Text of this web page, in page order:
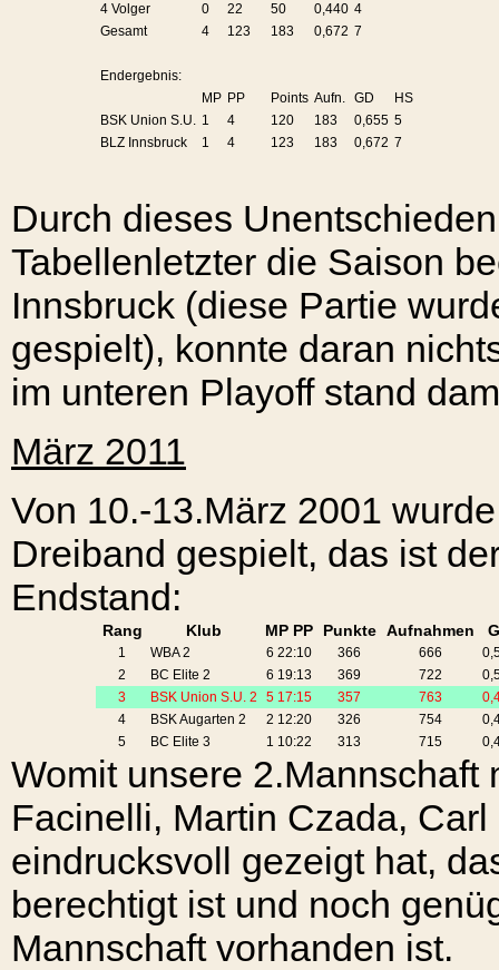
4 Volger
0 22 50 0,440 4
Gesamt
4 123 183 0,672 7
Endergebnis:
MP PP Points Aufn. GD
HS
BSK Union S.U. 1 4 120 183 0,655 5
BLZ Innsbruck
1 4 123 183 0,672 7
Durch dieses
Tabellenletzter die Saison
Innsbruck (diese Partie
gespielt), konnte daran
im unteren Playoff stand
März 2011
Von 10.-13.März 2001
Dreiband gespielt, das ist
Endstand:
Rang Klub MP PP Punkte Aufnahmen
1 WBA 2 6 22:10 366 666
2
BC Elite 2 6 19:13 369 722
3
BSK Union S.U. 2 5 17:15 357 763
4
BSK Augarten 2 2 12:20 326 754
5
BC Elite 3 1 10:22 313 715
Womit unsere 2.Mannschaft
Facinelli, Martin Czada,
eindrucksvoll gezeigt hat,
berechtigt ist und noch
Mannschaft vorhanden ist.